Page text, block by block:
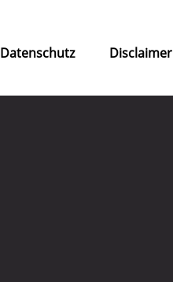
Datenschutz Disclaimer